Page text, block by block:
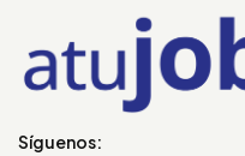
Síguenos: